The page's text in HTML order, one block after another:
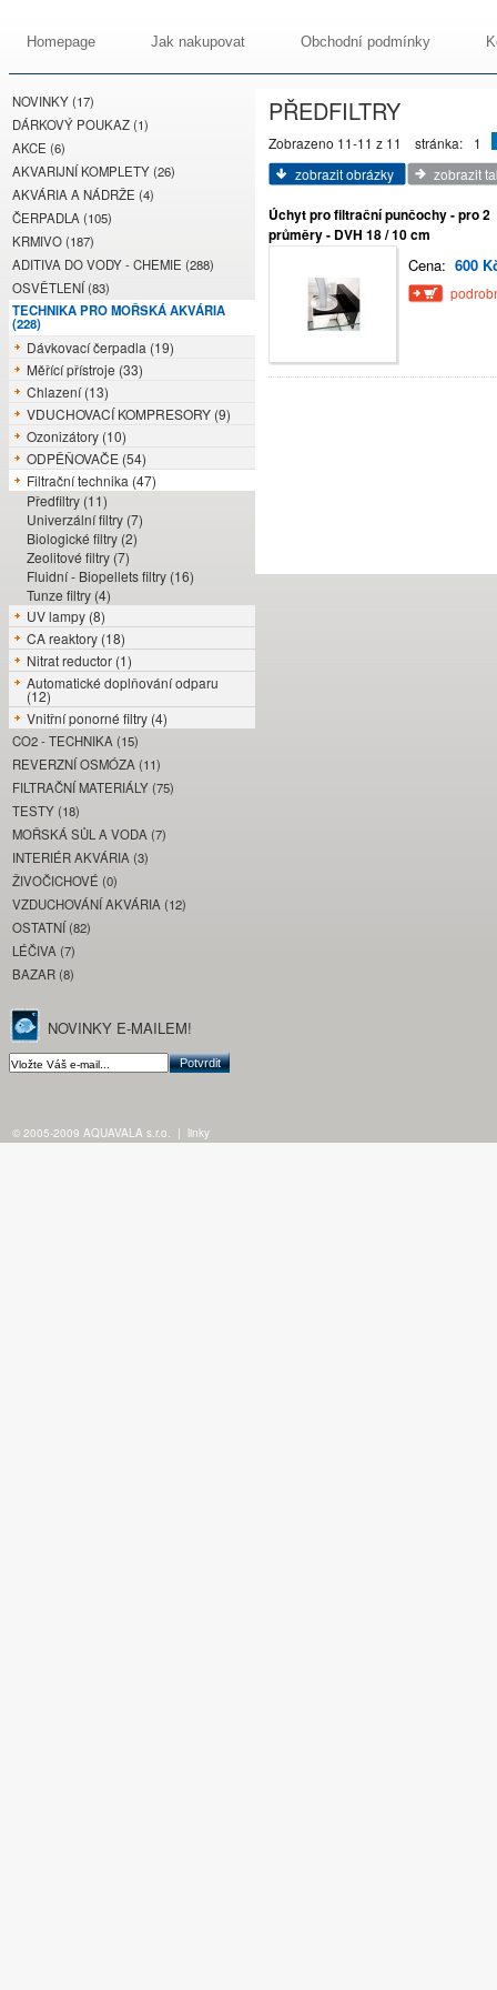
Homepage Jak nakupovat Obchodní podmínky
NOVINKY (17)
DÁRKOVÝ POUKAZ (1)
AKCE (6)
AKVARIJNÍ KOMPLETY (26)
AKVÁRIA A NÁDRŽE (4)
ČERPADLA (105)
KRMIVO (187)
ADITIVA DO VODY - CHEMIE (288)
OSVĚTLENÍ (83)
TECHNIKA PRO MOŘSKÁ AKVÁRIA
(228)
Dávkovací čerpadla (19)
Měřící přístroje (33)
Chlazení (13)
VDUCHOVACÍ KOMPRESORY (9)
Ozonizátory (10)
ODPĚŇOVAČE (54)
Filtrační technika (47)
Předfiltry (11)
Univerzální filtry (7)
Biologické filtry (2)
Zeolitové filtry (7)
Fluidní - Biopellets filtry (16)
Tunze filtry (4)
UV lampy (8)
CA reaktory (18)
Nitrat reductor (1)
Automatické doplňování odparu
(12)
Vnitřní ponorné filtry (4)
CO2 - TECHNIKA (15)
REVERZNÍ OSMÓZA (11)
FILTRAČNÍ MATERIÁLY (75)
TESTY (18)
MOŘSKÁ SŮL A VODA (7)
INTERIÉR AKVÁRIA (3)
ŽIVOČICHOVÉ (0)
VZDUCHOVÁNÍ AKVÁRIA (12)
OSTATNÍ (82)
LÉČIVA (7)
BAZAR (8)
NOVINKY E-MAILEM!
PŘEDFILTRY
Zobrazeno 11-11 z 11 stránka:
1
zobrazit obrázky
zobrazit
Úchyt pro filtrační punčochy - pro 2
průměry - DVH 18 / 10 cm
Cena: 600
© 2005-2009 AQUAVALA s.r.o. | linky